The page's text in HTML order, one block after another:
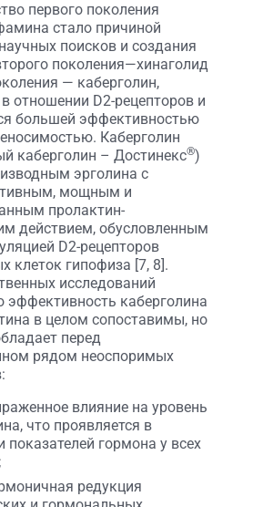
первого поколения
стало причиной
поисков и создания
поколения—хинаголид
— каберголин,
отношении D2-рецепторов и
большей эффективностью
Каберголин
каберголин – Достинекс®)
эрголина с
мощным и
пролактин-
действием, обусловленным
D2-рецепторов
клеток гипофиза [7, 8].
исследований
эффективность каберголина
в целом сопоставимы, но
перед
рядом неоспоримых
влияние на уровень
что проявляется в
показателей гормона у всех
редукция